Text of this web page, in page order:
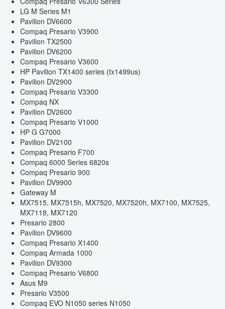
LG M Series M1
Pavilion DV6600
Compaq Presario V3900
Pavilion TX2500
Pavilion DV6200
Compaq Presario V3600
HP Pavilion TX1400 series (tx1499us)
Pavilion DV2900
Compaq Presario V3300
Compaq NX
Pavilion DV2600
Compaq Presario V1000
HP G G7000
Pavilion DV2100
Compaq Presario F700
Compaq 6000 Series 6820s
Compaq Presario 900
Pavilion DV9900
Gateway M
MX7515, MX7515h, MX7520, MX7520h, MX7100, MX7525,
MX7118, MX7120
Presario 2800
Pavilion DV9600
Compaq Presario X1400
Compaq Armada 1000
Pavilion DV9300
Compaq Presario V6800
Asus M9
Presario V3500
Compaq EVO N1050 series N1050